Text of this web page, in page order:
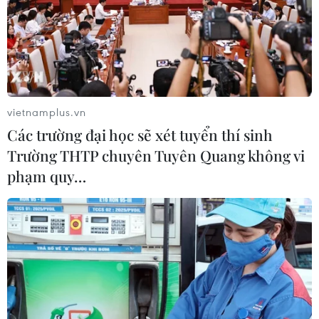
03/08/2026 03:30
ASEAN Cup 2026: Đội tuyển Việt
Nam sẵn sàng cho đại chiến ở "chảo
lửa" Pakansari
03/08/2026 03:13
Lịch thi đấu ASEAN Cup 2026 ngày
3/8: Việt Nam quyết đấu Indonesia
03/08/2026 01:40
Nhận định Việt Nam vs
Indonesia: Thầy Kim cần thay đổi để
giành chiến thắng?
vietnamplus.vn
Các trường đại học sẽ xét tuyển thí sinh
Trường THTP chuyên Tuyên Quang không vi
phạm quy…